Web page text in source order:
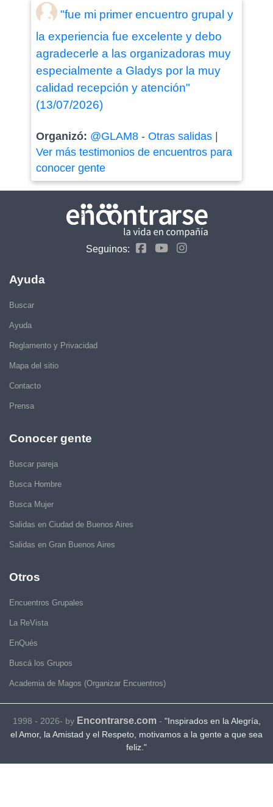
"fue mi primer encuentro grupal y
la experiencia fue excelente y debo
agradecerle a las organizadoras muy
especialmente a Gladys por la muy
calidad recepción y atención"
(13/07/2026)
Organizó: @GLAM8- Otras salidas|
Ver más testimonios de encuentros para
conocer gente
Seguinos:
Ayuda
Buscar
Ayuda
Reglamento y Privacidad
Mapa del sitio
Contacto
Prensa
Conocer gente
Buscar pareja
Busca Hombre
Busca Mujer
Salidas en Ciudad de Buenos Aires
Salidas en Gran Buenos Aires
Otros
Encuentros Grupales
La ReVista
EnQués
Buscá los Grupos
Academia de Magos (Organizar Encuentros)
1998 - 2026- by Encontrarse.com- "Inspirados en la Alegría,
el Amor, la Amistad y el Respeto, motivamos a la gente a que sea
feliz."